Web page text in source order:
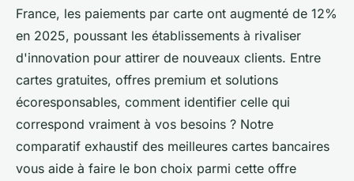
France, les paiements par carte ont augmenté de 12%
en 2025, poussant les établissements à rivaliser
d'innovation pour attirer de nouveaux clients. Entre
cartes gratuites, offres premium et solutions
écoresponsables, comment identifier celle qui
correspond vraiment à vos besoins ? Notre
comparatif exhaustif des meilleures cartes bancaires
vous aide à faire le bon choix parmi cette offre